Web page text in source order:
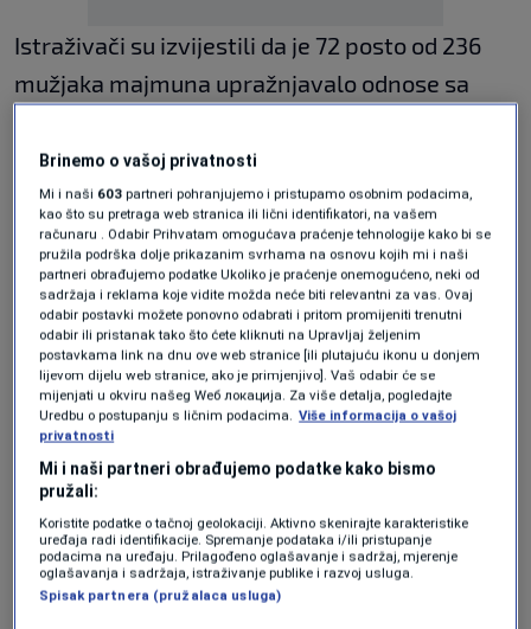
Istraživači su izvijestili da je 72 posto od 236
mužjaka majmuna upražnjavalo odnose sa
sudjelovalo u heteroseksualnim spolnim
odnosima.
Među znanstvenicima kruže razne teorije: neki
tvrde da je to zbog nedostatka ženki, a neki da
to predstavlja dominaciju ili je pak jednostavno
način opuštanja, prenosiScienceAlert.
Ali istraživači vjeruju da njihova zapažanja
zapravo podupiru potpuno novu teoriju – da
mužjaci koji se upuštaju u homoseksualne
odnose imaju imaju evolucijsku prednost u
odnosu na svoje heteroseksualne kolege.
Brinemo o vašoj privatnosti
Mi i naši 603 partneri pohranjujemo i pristupamo osobnim podacima,
kao što su pretraga web stranica ili lični identifikatori, na vašem
računaru . Odabir Prihvatam omogućava praćenje tehnologije kako bi se
pružila podrška dolje prikazanim svrhama na osnovu kojih mi i naši
partneri obrađujemo podatke Ukoliko je praćenje onemogućeno, neki od
sadržaja i reklama koje vidite možda neće biti relevantni za vas. Ovaj
odabir postavki možete ponovno odabrati i pritom promijeniti trenutni
odabir ili pristanak tako što ćete kliknuti na Upravljaj željenim
postavkama link na dnu ove web stranice [ili plutajuću ikonu u donjem
lijevom dijelu web stranice, ako je primjenjivo]. Vaš odabir će se
mijenjati u okviru našeg Wеб локација. Za više detalja, pogledajte
Uredbu o postupanju s ličnim podacima. Više informacija o vašoj
privatnosti
Mi i naši partneri obrađujemo podatke kako bismo
pružali:
Koristite podatke o tačnoj geolokaciji. Aktivno skenirajte karakteristike
uređaja radi identifikacije. Spremanje podataka i/ili pristupanje
podacima na uređaju. Prilagođeno oglašavanje i sadržaj, mjerenje
oglašavanja i sadržaja, istraživanje publike i razvoj usluga.
Spisak partnera (pružalaca usluga)